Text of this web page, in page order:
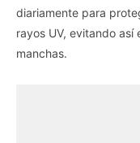
diariamente para
rayos UV, evitando así
manchas.